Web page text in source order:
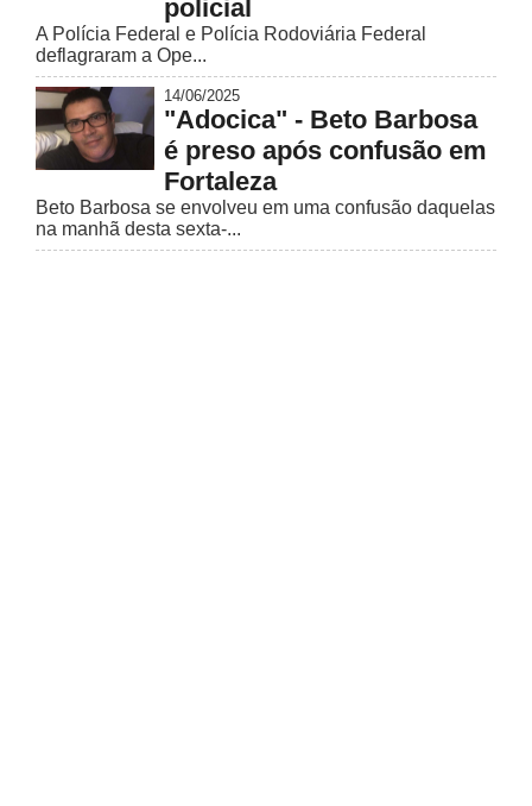
policial
A Polícia Federal e Polícia Rodoviária Federal
deflagraram a Ope...
14/06/2025
"Adocica" - Beto Barbosa
é preso após confusão em
Fortaleza
Beto Barbosa se envolveu em uma confusão daquelas
na manhã desta sexta-...